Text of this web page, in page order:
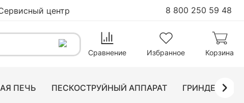
центр 8 800 250 59 48
Сравнение Избранное Корзина
ПЕЧЬ ПЕСКОСТРУЙНЫЙ АППАРАТ ГРИНДЕР